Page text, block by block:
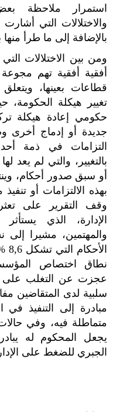
استمرار ملاحظة
والاختلالات التي أشارت
بالإضافة إلى ما طرأ
ومن بين الاختلالات
أفقية أفقية تهم
قطاعات بعينها،
تغيير هيكلة الحكومة،
حكومي إعادة هيكلة
جديدة أو إدماج أخرى
التزامات في ذمة أحد
بالتغيير، والتي لم يعد
أو سبق صدور أحكام،
بهذه الالتزامات أو
وقف التقرير على
الإدارة، الذي
والمهتمين، مشيرا
نطاق اختصاص
عجزت عن التغلب على
سلبية لدى المتقاضين
مبادرة إلى التنفيذ في
متماطلة فيه، وفي
يجعل المحكوم له
الجبري للضغط على